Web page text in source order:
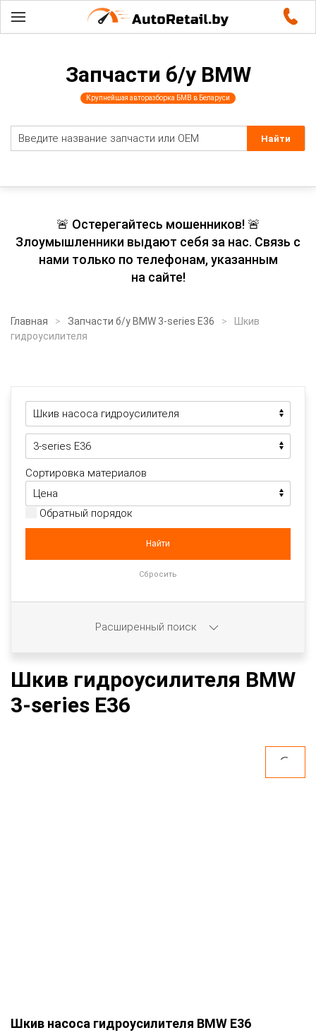
Запчасти б/у BMW
Крупнейшая авторазборка БМВ в Беларуси
🚨 Остерегайтесь мошенников! 🚨
Злоумышленники выдают себя за нас. Связь с
нами только по телефонам, указанным
на сайте!
Главная Запчасти б/у BMW 3-series E36
Шкив
гидроусилителя
Шкив гидроусилителя BMW
3-series E36
Шкив насоса гидроусилителя BMW E36
Сортировка материалов
Обратный порядок
Расширенный поиск